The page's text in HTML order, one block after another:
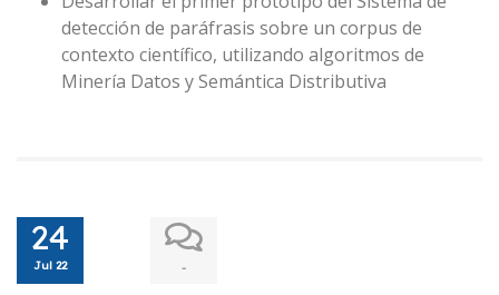
detección de paráfrasis sobre un corpus de
contexto científico, utilizando algoritmos de
Minería Datos y Semántica Distributiva
24
Jul 22 -